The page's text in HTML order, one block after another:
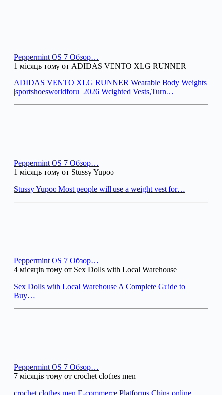
Peppermint OS 7 Обзор…
1 місяць тому от ADIDAS VENTO XLG RUNNER
ADIDAS VENTO XLG RUNNER Wearable Body Weights
|sportshoesworldforu_2026 Weighted Vests,Turn…
Peppermint OS 7 Обзор…
1 місяць тому от Stussy Yupoo
Stussy Yupoo Most people will use a weight vest for…
Peppermint OS 7 Обзор…
4 місяців тому от Sex Dolls with Local Warehouse
Sex Dolls with Local Warehouse A Complete Guide to
Buy…
Peppermint OS 7 Обзор…
7 місяців тому от crochet clothes men
crochet clothes men E-commerce Platforms China online